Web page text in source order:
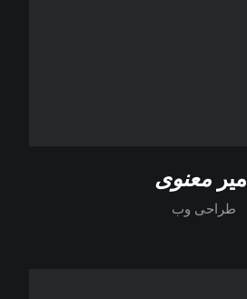
امیرمعنوی
طراحی وب